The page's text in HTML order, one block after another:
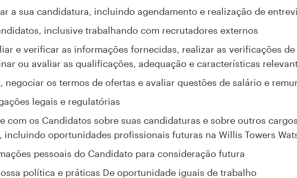
a sua candidatura, incluindo agendamento e realização de
inclusive trabalhando com recrutadores externos
e verificar as informações fornecidas, realizar as verificações
ou avaliar as qualificações, adequação e características
negociar os termos de ofertas e avaliar questões de salário e
legais e regulatórias
com os Candidatos sobre suas candidaturas e sobre outros
incluindo oportunidades profissionais futuras na Willis Towers
pessoais do Candidato para consideração futura
política e práticas De oportunidade iguais de trabalho